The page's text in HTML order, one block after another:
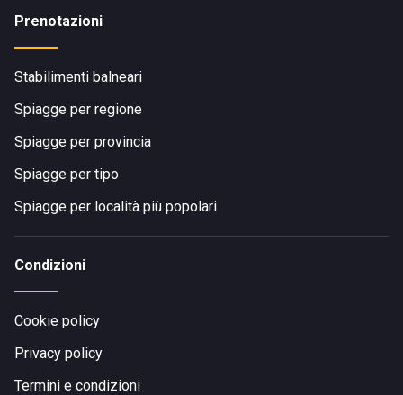
Prenotazioni
Stabilimenti balneari
Spiagge per regione
Spiagge per provincia
Spiagge per tipo
Spiagge per località più popolari
Condizioni
Cookie policy
Privacy policy
Termini e condizioni